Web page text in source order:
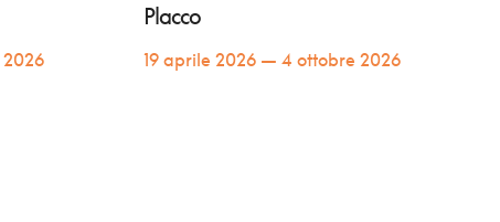
Placco
19 aprile 2026 — 4 ottobre 2026